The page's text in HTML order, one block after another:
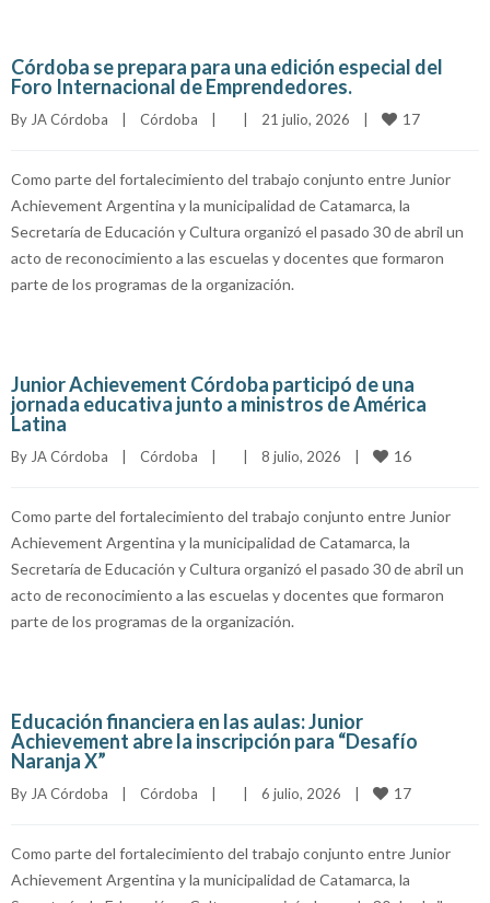
Córdoba se prepara para una edición especial del
Foro Internacional de Emprendedores.
By JA Córdoba Córdoba 21 julio, 2026 17
Como parte del fortalecimiento del trabajo conjunto entre Junior
Achievement Argentina y la municipalidad de Catamarca, la
Secretaría de Educación y Cultura organizó el pasado 30 de abril un
acto de reconocimiento a las escuelas y docentes que formaron
parte de los programas de la organización.
Junior Achievement Córdoba participó de una
jornada educativa junto a ministros de América
Latina
By JA Córdoba Córdoba 8 julio, 2026 16
Como parte del fortalecimiento del trabajo conjunto entre Junior
Achievement Argentina y la municipalidad de Catamarca, la
Secretaría de Educación y Cultura organizó el pasado 30 de abril un
acto de reconocimiento a las escuelas y docentes que formaron
parte de los programas de la organización.
Educación financiera en las aulas: Junior
Achievement abre la inscripción para “Desafío
Naranja X”
By JA Córdoba Córdoba 6 julio, 2026 17
Como parte del fortalecimiento del trabajo conjunto entre Junior
Achievement Argentina y la municipalidad de Catamarca, la